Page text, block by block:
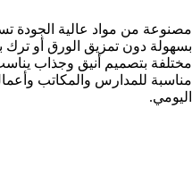
مصنوعة من مواد عالية الجودة
بسهولة دون تمزيق الورق أو ترك
مختلفة بتصميم أنيق وجذاب
مناسبة للمدارس والمكاتب
اليومي.